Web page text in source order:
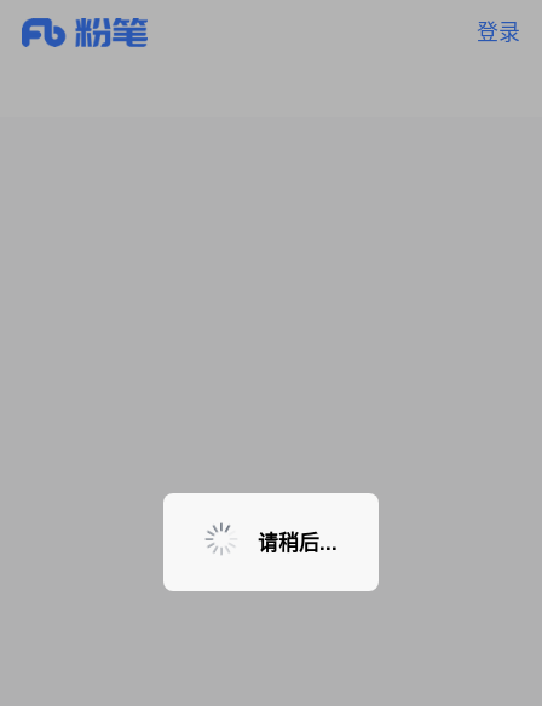
登录
暂无课程，敬请期待
请稍后...